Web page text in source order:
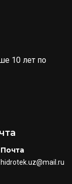
10 лет по
Почта
hidrotek.uz@mail.ru